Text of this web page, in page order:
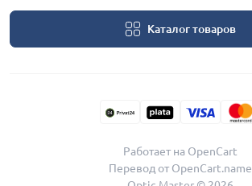
Каталог товаров
Работает на OpenCart
Перевод отOpenCart.name